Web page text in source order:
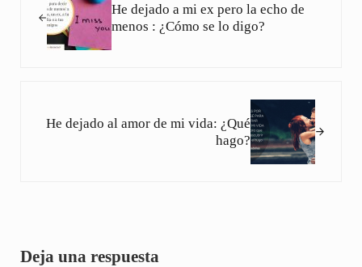
He dejado a mi ex pero la echo de
menos : ¿Cómo se lo digo?
He dejado al amor de mi vida: ¿Qué
hago?
Deja una respuesta